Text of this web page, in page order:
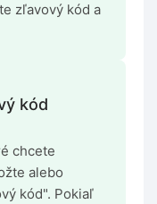
zľavový kód a
kód
chcete
alebo
kód". Pokiaľ